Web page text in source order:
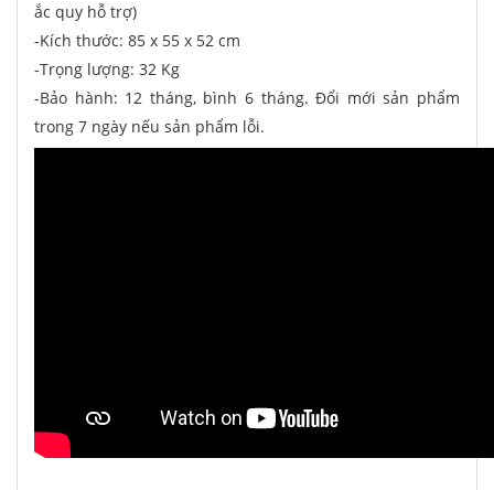
ắc quy hỗ trợ)
-Kích thước: 85 x 55 x 52 cm
-Trọng lượng: 32 Kg
-Bảo hành: 12 tháng, bình 6 tháng. Đổi mới sản phẩm
trong 7 ngày nếu sản phẩm lỗi.